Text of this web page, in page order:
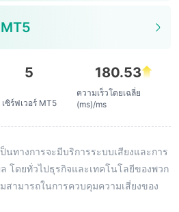
5
เซิร์ฟเวอร์ MT5
180.53
ความเร็วโดยเฉลี่ย
(ms)/ms
นทางการจะมีบริการระบบเสียงและการ
โดยทั่วไปธุรกิจและเทคโนโลยีของพวก
ามารถในการควบคุมความเสี่ยงของ